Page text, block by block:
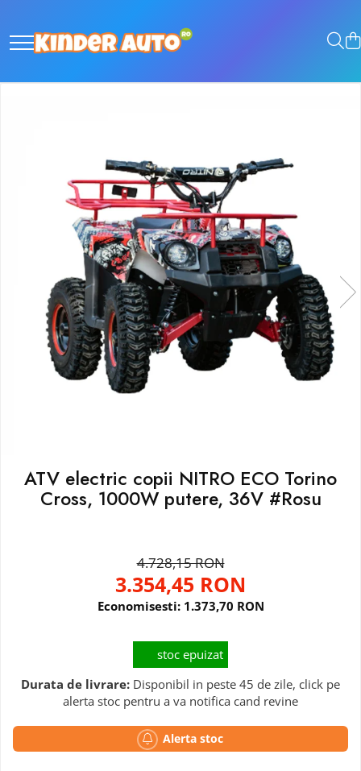
Toate Produsele
Produse in stoc
Vehicule electrice adulti
Vehicule speciale copii
Motociclete Drift-Trike
Masinute electrice Mercedes
Masinute electrice tip SUV
Piese & Accesorii
Jucarii RC cu telecomanda
ATV electric copii NITRO ECO Torino
Cross, 1000W putere, 36V #Rosu
4.728,15 RON
3.354,45 RON
Economisesti: 1.373,70 RON
stoc epuizat
Durata de livrare: Disponibil in peste 45 de zile, click pe
alerta stoc pentru a va notifica cand revine
Alerta stoc